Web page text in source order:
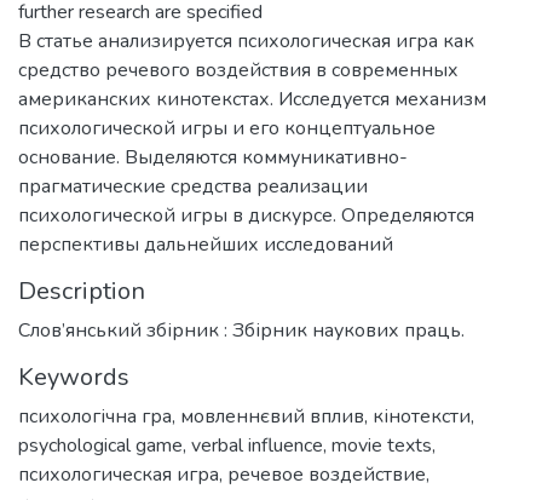
further research are specified
В статье анализируется психологическая игра как
средство речевого воздействия в современных
американских кинотекстах. Исследуется механизм
психологической игры и его концептуальное
основание. Выделяются коммуникативно-
прагматические средства реализации
психологической игры в дискурсе. Определяются
перспективы дальнейших исследований
Description
Слов’янський збірник : Збірник наукових праць.
Keywords
психологічна гра, мовленнєвий вплив, кінотексти,
psychological game, verbal influence, movie texts,
психологическая игра, речевое воздействие,